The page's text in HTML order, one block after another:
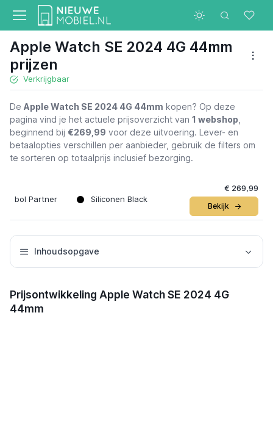
Apple Watch SE 2024 4G 44mm
prijzen
Verkrijgbaar
De Apple Watch SE 2024 4G 44mm kopen? Op deze
pagina vind je het actuele prijsoverzicht van 1 webshop
beginnend bij €269,99 voor deze uitvoering. Lever- en
betaalopties verschillen per aanbieder, gebruik de filters om
te sorteren op totaalprijs inclusief bezorging.
bol Partner Siliconen Black
€ 269,99
Bekijk
Inhoudsopgave
Prijsontwikkeling Apple Watch SE 2024 4G
44mm